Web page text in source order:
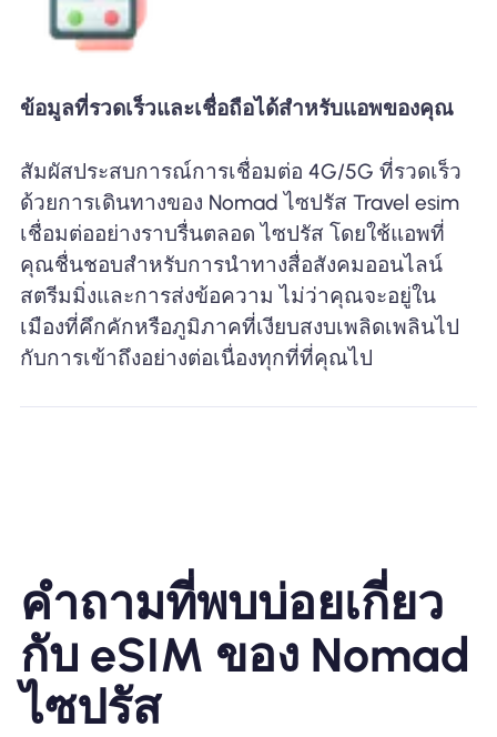
ข้อมูลที่รวดเร็วและเชื่อถือได้สำหรับแอพของคุณ
สัมผัสประสบการณ์การเชื่อมต่อ 4G/5G ที่รวดเร็ว
ด้วยการเดินทางของ Nomad ไซปรัส Travel esim
เชื่อมต่ออย่างราบรื่นตลอด ไซปรัส โดยใช้แอพที่
คุณชื่นชอบสำหรับการนำทางสื่อสังคมออนไลน์
สตรีมมิ่งและการส่งข้อความ ไม่ว่าคุณจะอยู่ใน
เมืองที่คึกคักหรือภูมิภาคที่เงียบสงบเพลิดเพลินไป
กับการเข้าถึงอย่างต่อเนื่องทุกที่ที่คุณไป
คำถามที่พบบ่อยเกี่ยว
กับ eSIM ของ Nomad
ไซปรัส